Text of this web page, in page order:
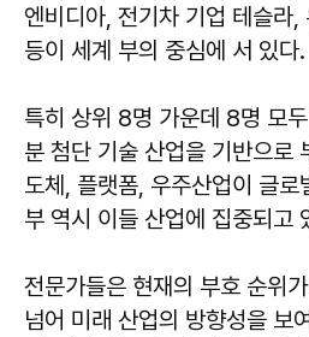
엔비디아, 전기차 기업 테슬라
등이 세계 부의 중심에 서 있다.
특히 상위 8명 가운데 8명 모
분 첨단 기술 산업을 기반으로
도체, 플랫폼, 우주산업이 글로
부 역시 이들 산업에 집중되고
전문가들은 현재의 부호 순위
넘어 미래 산업의 방향성을 보